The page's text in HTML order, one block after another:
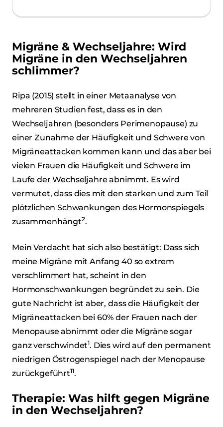
Migräne & Wechseljahre: Wird
Migräne in den Wechseljahren
schlimmer?
Ripa (2015) stellt in einer Metaanalyse von
mehreren Studien fest, dass es in den
Wechseljahren (besonders Perimenopause) zu
einer Zunahme der Häufigkeit und Schwere von
Migräneattacken kommen kann und das aber bei
vielen Frauen die Häufigkeit und Schwere im
Laufe der Wechseljahre abnimmt. Es wird
vermutet, dass dies mit den starken und zum Teil
plötzlichen Schwankungen des Hormonspiegels
zusammenhängt2.
Mein Verdacht hat sich also bestätigt: Dass sich
meine Migräne mit Anfang 40 so extrem
verschlimmert hat, scheint in den
Hormonschwankungen begründet zu sein. Die
gute Nachricht ist aber, dass die Häufigkeit der
Migräneattacken bei 60% der Frauen nach der
Menopause abnimmt oder die Migräne sogar
ganz verschwindet1. Dies wird auf den permanent
niedrigen Östrogenspiegel nach der Menopause
zurückgeführt11.
Therapie: Was hilft gegen Migräne
in den Wechseljahren?